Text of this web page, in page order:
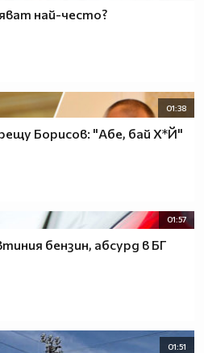
най-често?
01:38
Борисов: "Абе, бай Х*Й"
01:57
бензин, абсурд в БГ
01:51